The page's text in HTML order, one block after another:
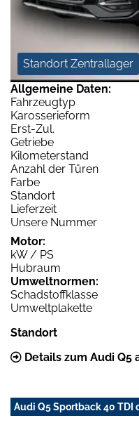
Standort Zentrallager
Allgemeine Daten:
Fahrzeugtyp
Karosserieform
Erst-Zul.
Getriebe
Kilometerstand
Anzahl der Türen
Farbe
Standort
Lieferzeit
Unsere Nummer
Motor:
kW / PS
Hubraum
Umweltnormen:
Schadstoffklasse
Umweltplakette
Standort
Details zum Audi Q5
Audi Q5 Sportback 40 TDI